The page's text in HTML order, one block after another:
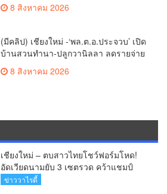
ศึกษา8 สิงหาคม 2026
(มีคลิป) เชียงใหม่ -‘พล.ต.อ.ประจวบ’ เปิด
บ้านสวนทำนา-ปลูกวานิลลา ลดรายจ่าย
แจกผู้ใต้บังคับบัญชา
8 สิงหาคม 2026
เชียงใหม่ – ตบสาวไทยโชว์ฟอร์มโหด!
อัดเวียดนามยับ 3 เซตรวด คว้าแชมป์
SEA V CUP 2026 เลก 2 ไร้พ่าย
ข่าววาไรตี้